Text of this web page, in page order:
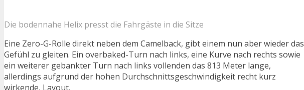
Die bodennahe Helix presst die Fahrgäste in die Sitze
Eine Zero-G-Rolle direkt neben dem Camelback, gibt einem nun aber wieder das
Gefühl zu gleiten. Ein overbaked-Turn nach links, eine Kurve nach rechts sowie
ein weiterer gebankter Turn nach links vollenden das 813 Meter lange,
allerdings aufgrund der hohen Durchschnittsgeschwindigkeit recht kurz
wirkende, Layout.